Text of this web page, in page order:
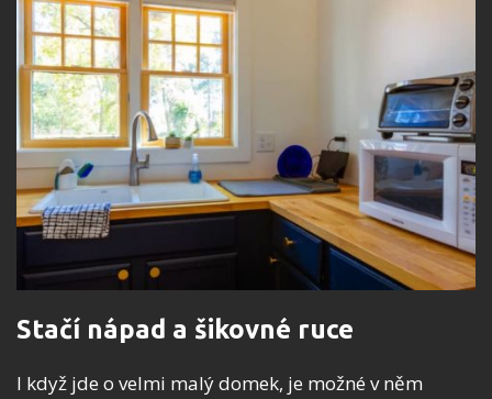
Stačí nápad a šikovné ruce
I když jde o velmi malý domek, je možné v něm